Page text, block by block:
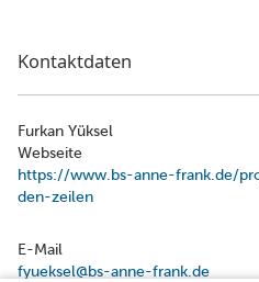
Kontaktdaten
Furkan Yüksel
Webseite
https://www.bs-anne-frank.de/
den-zeilen
E-Mail
fyueksel@bs-anne-frank.de